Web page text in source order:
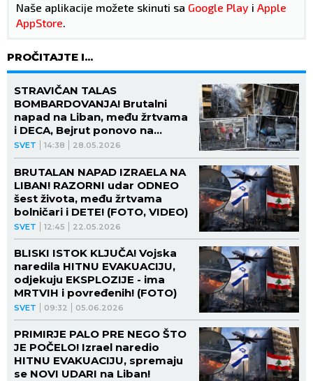
Naše aplikacije možete skinuti sa Google Play i Apple
AppStore.
PROČITAJTE I...
SVET 14:38 28.05.2026
STRAVIČAN TALAS
BOMBARDOVANJA! Brutalni
napad na Liban, među žrtvama
i DECA, Bejrut ponovo na
UDARU! (FOTO)
SVET 12:45 22.05.2026
BRUTALAN NAPAD IZRAELA NA
LIBAN! RAZORNI udar ODNEO
šest života, među žrtvama
bolničari i DETE! (FOTO, VIDEO)
SVET 09:32 05.06.2026
BLISKI ISTOK KLJUČA! Vojska
naredila HITNU EVAKUACIJU,
odjekuju EKSPLOZIJE - ima
MRTVIH i povređenih! (FOTO)
PRIMIRJE PALO PRE NEGO ŠTO
JE POČELO! Izrael naredio
HITNU EVAKUACIJU, spremaju
se NOVI UDARI na Liban!